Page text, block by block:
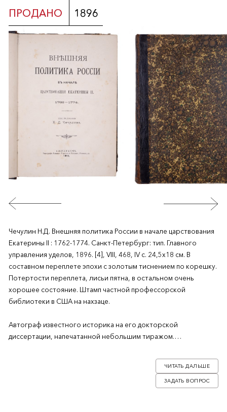
ПРОДАНО 1896
Чечулин Н.Д. Внешняя политика России в начале царствования
Екатерины II : 1762-1774. Санкт-Петербург: тип. Главного
управления уделов, 1896. [4], VIII, 468, IV с. 24,5х18 см. В
составном переплете эпохи с золотым тиснением по корешку.
Потертости переплета, лисьи пятна, в остальном очень
хорошее состояние. Штамп частной профессорской
библиотеки в США на нахзаце.
Автограф известного историка на его докторской
диссертации, напечатанной небольшим тиражом.
Николай Дмитриевич Чечулин (1863–1927) – русский историк,
археограф и коллекционер. Он окончил историко-
филологический факультет Санкт-ПетербургскогоЗАДАТЬ ВОПРОС
ЧИТАТЬ ДАЛЬШЕ